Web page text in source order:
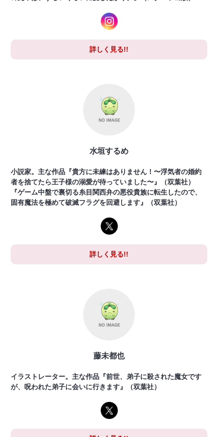
詳しく見る!!
水垣するめ
小説家。主な作品『貴方に未練はありません！〜浮気者の婚約
者を捨てたら王子様の溺愛が待っていました〜』（双葉社）
『ゲーム中盤で裏切る糸目関西弁の悪役貴族に転生したので、
固有魔法を極めて破滅フラグを回避します』（双葉社）
詳しく見る!!
藤未都也
イラストレーター。主な作品『前世、弟子に殺された魔女です
が、呪われた弟子に会いに行きます』（双葉社）